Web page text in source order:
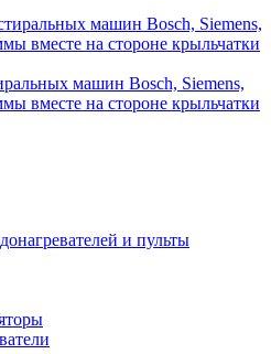
машин Bosch, Siemens,
вместе на стороне крыльчатки
и пульты